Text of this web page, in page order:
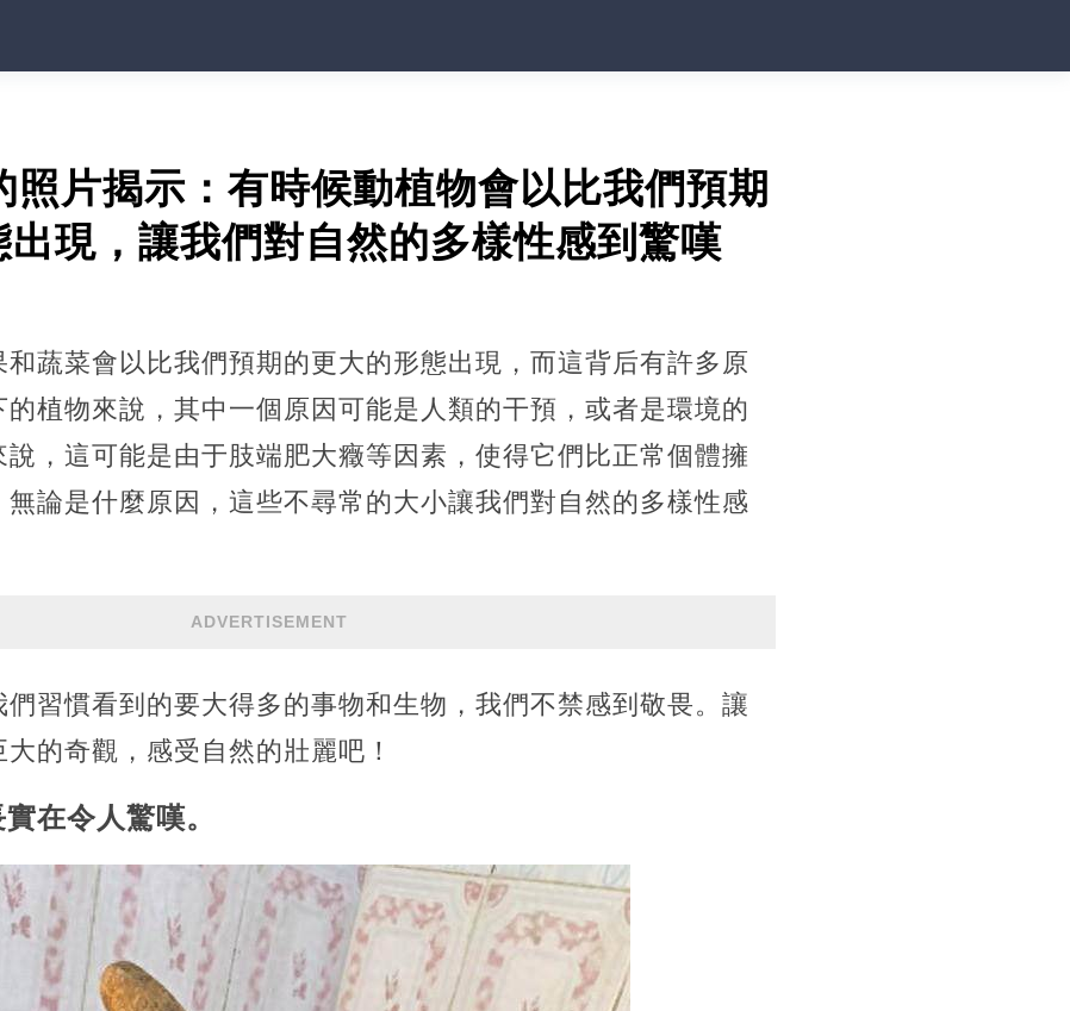
照片揭示：有時候動植物會以比我們預期
出現，讓我們對自然的多樣性感到驚嘆
蔬菜會以比我們預期的更大的形態出現，而這背后有許多原
的植物來說，其中一個原因可能是人類的干預，或者是環境的
，這可能是由于肢端肥大癥等因素，使得它們比正常個體擁
論是什麼原因，這些不尋常的大小讓我們對自然的多樣性感
ADVERTISEMENT
習慣看到的要大得多的事物和生物，我們不禁感到敬畏。讓
的奇觀，感受自然的壯麗吧！
在令人驚嘆。